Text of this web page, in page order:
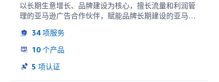
以长期生意增长、品牌建设为核心，擅长流量和利润管
理的亚马逊广告合作伙伴，赋能品牌长期建设的亚马逊
坚持以品牌思维持续在综合业务场景中帮助卖家解决问
题，以流量视角赋能整体生意增长；结合广告数据整合
中心，智能化Rule、AI算法逻辑应用中心、AMC全链路
消费者路径分析应用中心最大化实现技术赋能；同时以
34 项服务
10 个产品
5 项认证